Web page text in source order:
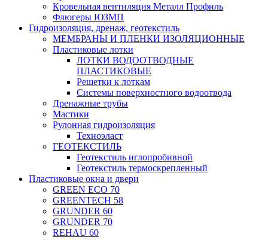
Кровельная вентиляция Металл Профиль
Флюгеры ЮЗМП
Гидроизоляция, дренаж, геотекстиль
МЕМБРАНЫ И ПЛЕНКИ ИЗОЛЯЦИОННЫЕ
Пластиковые лотки
ЛОТКИ ВОДООТВОДНЫЕ
ПЛАСТИКОВЫЕ
Решетки к лоткам
Системы поверхностного водоотвода
Дренажные трубы
Мастики
Рулонная гидроизоляция
Техноэласт
ГЕОТЕКСТИЛЬ
Геотекстиль иглопробивной
Геотекстиль термоскрепленный
Пластиковые окна и двери
GREEN ECO 70
GREENTECH 58
GRUNDER 60
GRUNDER 70
REHAU 60